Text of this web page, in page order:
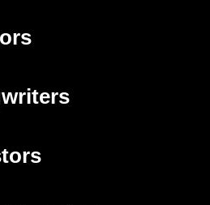
tab)
tab)
tab)